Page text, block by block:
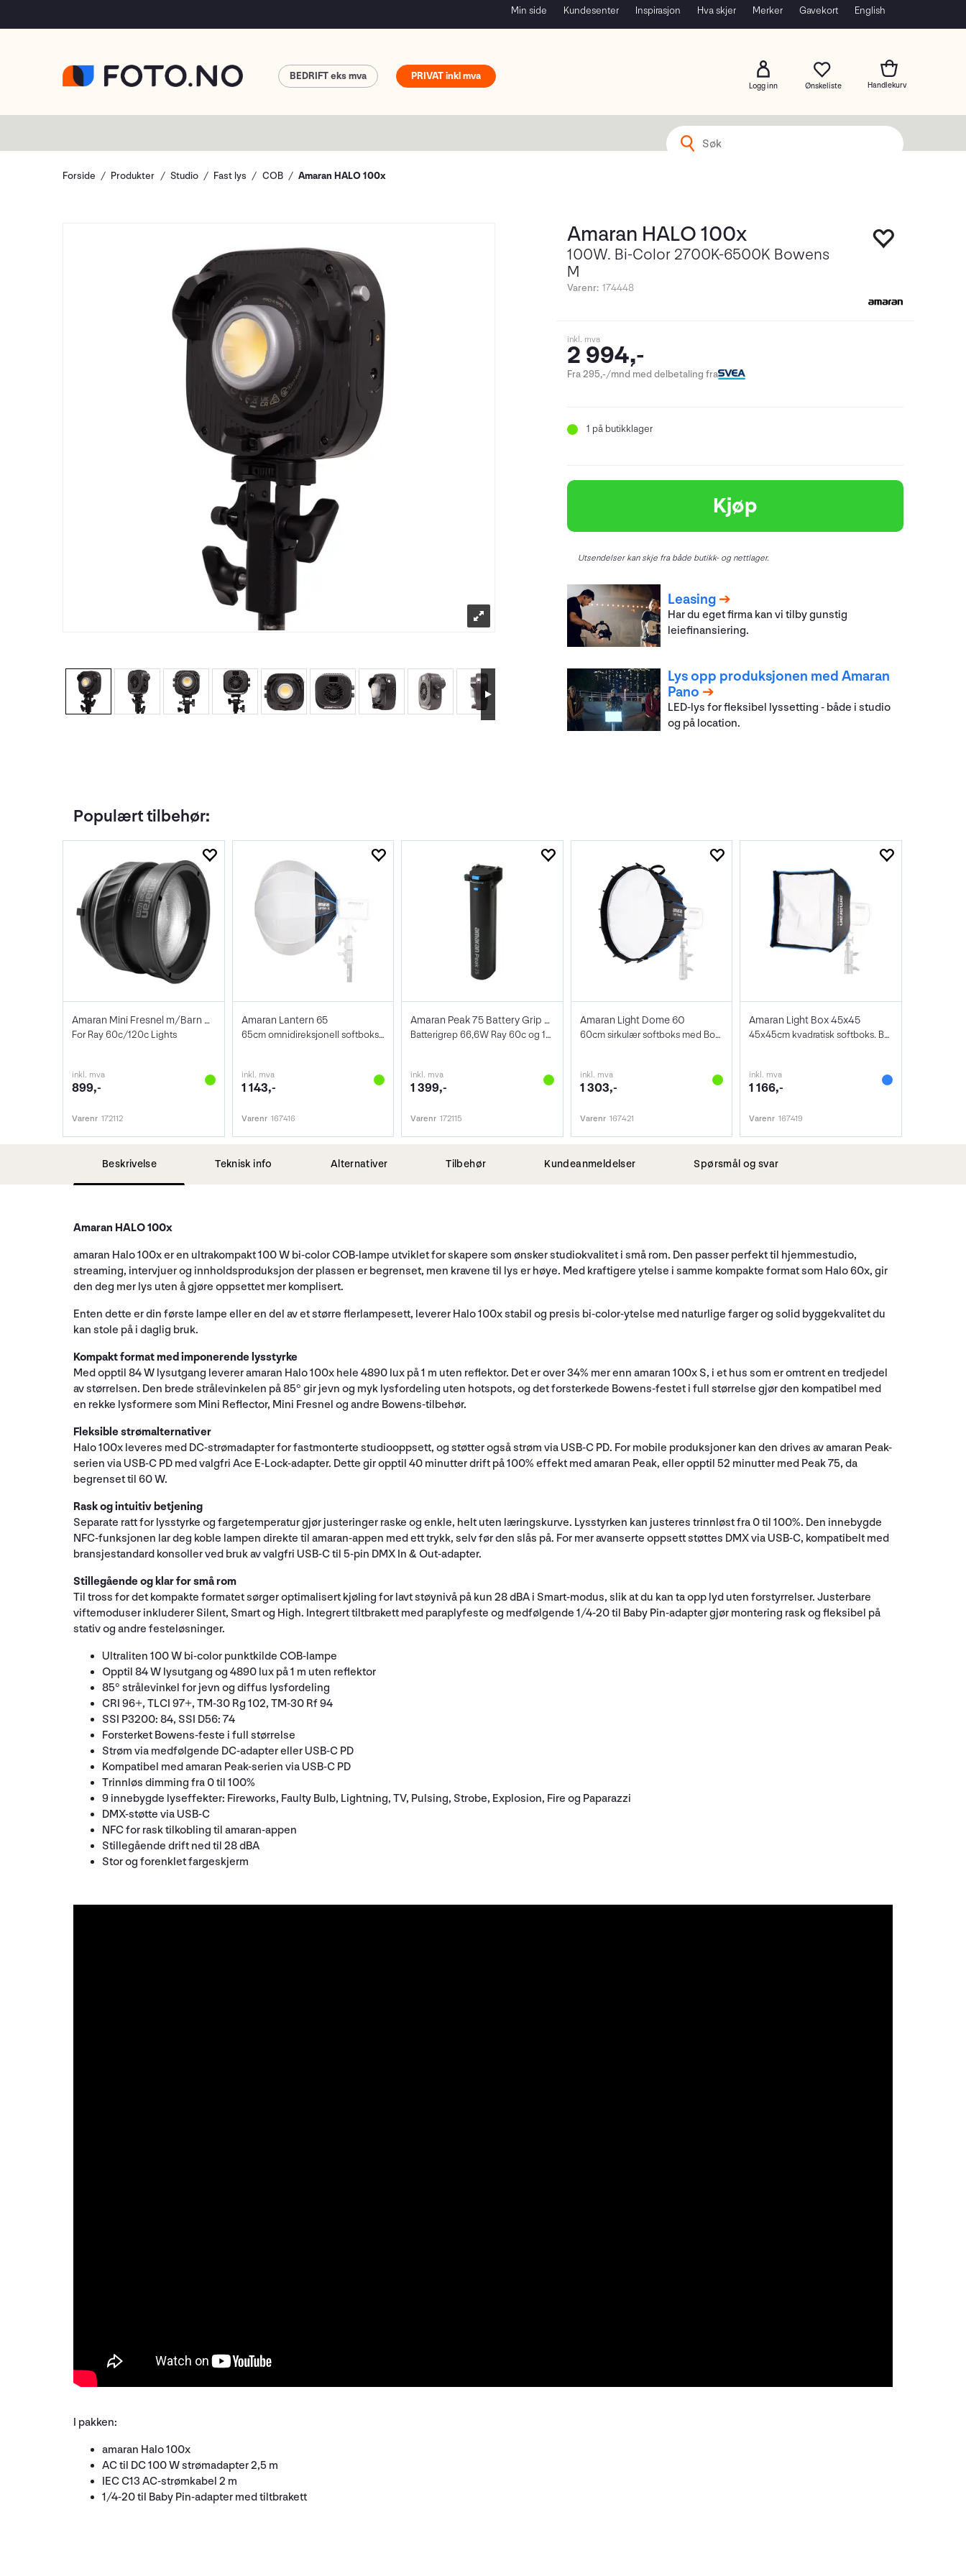
Min side Kundesenter Inspirasjon Hva skjer Merker Gavekort English
Logg inn
PRIVAT
BEDRIFT
Forside Produkter Studio Fast lys COB Amaran HALO 100x
Amaran HALO 100x
100W. Bi-Color 2700K-6500K Bowens
M
Varenr: 174448
inkl. mva
2 994,-
Fra 295,-/mnd med delbetaling fra
1 på butikklager
Kjøp
Utsendelser kan skje fra både butikk- og nettlager.
Leasing
Har du eget firma kan vi tilby gunstig
leiefinansiering.
Lys opp produksjonen med Amaran
Pano
LED-lys for fleksibel lyssetting - både i studio
og på location.
Populært tilbehør:
Amaran Mini Fresnel m/Barn Doors
For Ray 60c/120c Lights
inkl. mva
899,-
Varenr 172112
Amaran Lantern 65
65cm omnidireksjonell softboks. Bowens
inkl. mva
1 143,-
Varenr 167416
Amaran Peak 75 Battery Grip Ray Series
Batterigrep 66,6W Ray 60c og 120c
inkl. mva
1 399,-
Varenr 172115
Amaran Light Dome 60
60cm sirkulær softboks med Bowens feste
inkl. mva
1 303,-
Varenr 167421
Amaran Light Box 45x45
45x45cm kvadratisk softboks. Bowens
inkl. mva
1 166,-
Varenr 167419
Beskrivelse Teknisk info Alternativer Tilbehør Kundeanmeldelser Spørsmål og svar
Amaran HALO 100x
amaran Halo 100x er en ultrakompakt 100 W bi-color COB-lampe utviklet for skapere som ønsker studiokvalitet i små rom. Den passer perfekt til hjemmestudio,
streaming, intervjuer og innholdsproduksjon der plassen er begrenset, men kravene til lys er høye. Med kraftigere ytelse i samme kompakte format som Halo 60x, gir
den deg mer lys uten å gjøre oppsettet mer komplisert.
Enten dette er din første lampe eller en del av et større flerlampesett, leverer Halo 100x stabil og presis bi-color-ytelse med naturlige farger og solid byggekvalitet du
kan stole på i daglig bruk.
Kompakt format med imponerende lysstyrke
Med opptil 84 W lysutgang leverer amaran Halo 100x hele 4890 lux på 1 m uten reflektor. Det er over 34% mer enn amaran 100x S, i et hus som er omtrent en tredjedel
av størrelsen. Den brede strålevinkelen på 85° gir jevn og myk lysfordeling uten hotspots, og det forsterkede Bowens-festet i full størrelse gjør den kompatibel med
en rekke lysformere som Mini Reflector, Mini Fresnel og andre Bowens-tilbehør.
Fleksible strømalternativer
Halo 100x leveres med DC-strømadapter for fastmonterte studiooppsett, og støtter også strøm via USB-C PD. For mobile produksjoner kan den drives av amaran Peak-
serien via USB-C PD med valgfri Ace E-Lock-adapter. Dette gir opptil 40 minutter drift på 100% effekt med amaran Peak, eller opptil 52 minutter med Peak 75, da
begrenset til 60 W.
Rask og intuitiv betjening
Separate ratt for lysstyrke og fargetemperatur gjør justeringer raske og enkle, helt uten læringskurve. Lysstyrken kan justeres trinnløst fra 0 til 100%. Den innebygde
NFC-funksjonen lar deg koble lampen direkte til amaran-appen med ett trykk, selv før den slås på. For mer avanserte oppsett støttes DMX via USB-C, kompatibelt med
bransjestandard konsoller ved bruk av valgfri USB-C til 5-pin DMX In & Out-adapter.
Stillegående og klar for små rom
Til tross for det kompakte formatet sørger optimalisert kjøling for lavt støynivå på kun 28 dBA i Smart-modus, slik at du kan ta opp lyd uten forstyrrelser. Justerbare
viftemoduser inkluderer Silent, Smart og High. Integrert tiltbrakett med paraplyfeste og medfølgende 1/4-20 til Baby Pin-adapter gjør montering rask og fleksibel på
stativ og andre festeløsninger.
Ultraliten 100 W bi-color punktkilde COB-lampe
Opptil 84 W lysutgang og 4890 lux på 1 m uten reflektor
85° strålevinkel for jevn og diffus lysfordeling
CRI 96+, TLCI 97+, TM-30 Rg 102, TM-30 Rf 94
SSI P3200: 84, SSI D56: 74
Forsterket Bowens-feste i full størrelse
Strøm via medfølgende DC-adapter eller USB-C PD
Kompatibel med amaran Peak-serien via USB-C PD
Trinnløs dimming fra 0 til 100%
9 innebygde lyseffekter: Fireworks, Faulty Bulb, Lightning, TV, Pulsing, Strobe, Explosion, Fire og Paparazzi
DMX-støtte via USB-C
NFC for rask tilkobling til amaran-appen
Stillegående drift ned til 28 dBA
Stor og forenklet fargeskjerm
I pakken:
amaran Halo 100x
AC til DC 100 W strømadapter 2,5 m
IEC C13 AC-strømkabel 2 m
1/4-20 til Baby Pin-adapter med tiltbrakett